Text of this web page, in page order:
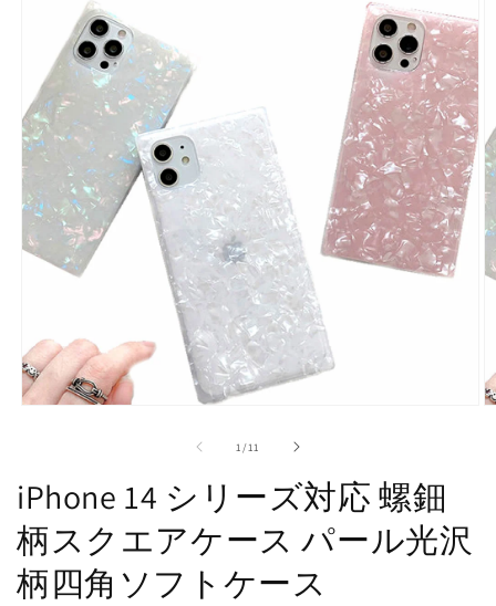
で
メ
デ
ィ
ア
(1)
1 /の
11
iPhone 14 シリーズ対応 螺鈿
柄スクエアケース パール光沢
柄四角ソフトケース